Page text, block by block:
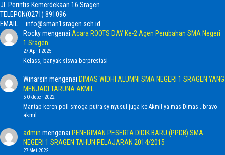
Jl. Perintis Kemerdekaan 16 Sragen
TELEPON(0271) 891096
EMAIL
info@sman1sragen.sch.id
Rockymengenai Acara ROOTS DAY Ke-2 Agen Perubahan SMA Negeri
1 Sragen
27 April 2025
Kelass, banyak siswa berprestasi
Winarsih mengenai DIMAS WIDHI ALUMNI SMA NEGERI 1 SRAGEN YANG
MENJADI TARUNA AKMIL
5 Oktober 2022
Mantap keren poll smoga putra sy nyusul juga ke Akmil ya mas Dimas...bravo
akmil
admin mengenai PENERIMAN PESERTA DIDIK BARU (PPDB) SMA
NEGERI 1 SRAGEN TAHUN PELAJARAN 2014/2015
27 Mei 2022